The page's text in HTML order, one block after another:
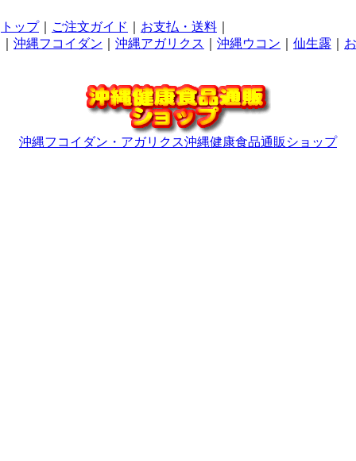
トップ｜ ご注文ガイド お支払・送料
沖縄フコイダン 沖縄アガリクス 沖縄ウコン 仙生露
沖縄フコイダン・アガリクス沖縄健康食品通販ショップ